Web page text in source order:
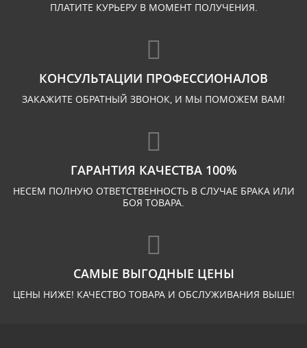
ПЛАТИТЕ КУРЬЕРУ В МОМЕНТ ПОЛУЧЕНИЯ.
КОНСУЛЬТАЦИИ ПРОФЕССИОНАЛОВ
ЗАКАЖИТЕ ОБРАТНЫЙ ЗВОНОК, И МЫ ПОМОЖЕМ ВАМ!
ГАРАНТИЯ КАЧЕСТВА 100%
НЕСЕМ ПОЛНУЮ ОТВЕТСТВЕННОСТЬ В СЛУЧАЕ БРАКА ИЛИ
БОЯ ТОВАРА.
САМЫЕ ВЫГОДНЫЕ ЦЕНЫ
ЦЕНЫ НИЖЕ! КАЧЕСТВО ТОВАРА И ОБСЛУЖИВАНИЯ ВЫШЕ!